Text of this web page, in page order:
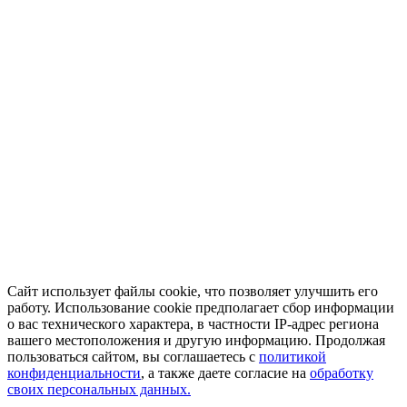
Сайт использует файлы cookie, что позволяет улучшить его
работу. Использование cookie предполагает сбор информации
о вас технического характера, в частности IP-адрес региона
вашего местоположения и другую информацию. Продолжая
пользоваться сайтом, вы соглашаетесь с политикой
конфиденциальности, а также даете согласие на обработку
своих персональных данных.